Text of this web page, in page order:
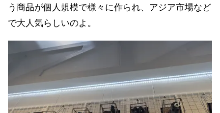
う商品が個人規模で様々に作られ、アジア市場など
で大人気らしいのよ。